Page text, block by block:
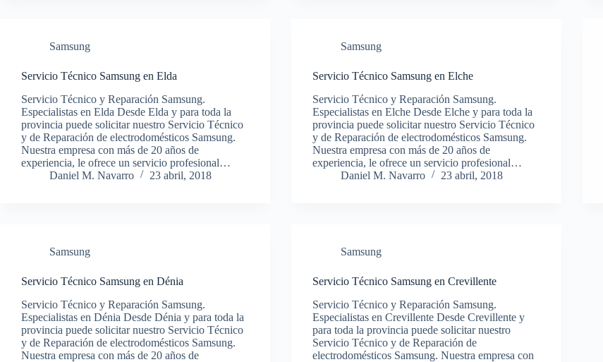
Samsung
Servicio Técnico Samsung en Elda
Servicio Técnico y Reparación Samsung.
Especialistas en Elda Desde Elda y para toda la
provincia puede solicitar nuestro Servicio Técnico
y de Reparación de electrodomésticos Samsung.
Nuestra empresa con más de 20 años de
experiencia, le ofrece un servicio profesional…
Daniel M. Navarro
23 abril, 2018
Samsung
Servicio Técnico Samsung en Elche
Servicio Técnico y Reparación Samsung.
Especialistas en Elche Desde Elche y para toda la
provincia puede solicitar nuestro Servicio Técnico
y de Reparación de electrodomésticos Samsung.
Nuestra empresa con más de 20 años de
experiencia, le ofrece un servicio profesional…
Daniel M. Navarro
23 abril, 2018
Samsung
Servicio Técnico Samsung en Dénia
Servicio Técnico y Reparación Samsung.
Especialistas en Dénia Desde Dénia y para toda la
provincia puede solicitar nuestro Servicio Técnico
y de Reparación de electrodomésticos Samsung.
Nuestra empresa con más de 20 años de
Samsung
Servicio Técnico Samsung en Crevillente
Servicio Técnico y Reparación Samsung.
Especialistas en Crevillente Desde Crevillente y
para toda la provincia puede solicitar nuestro
Servicio Técnico y de Reparación de
electrodomésticos Samsung. Nuestra empresa con